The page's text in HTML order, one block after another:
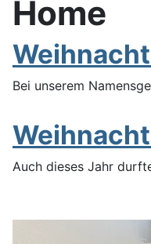
Home
Bei unserem
Auch dieses Jahr